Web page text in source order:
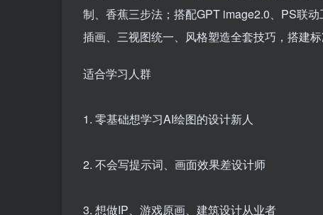
制、香蕉三步法；搭配GPT image2.0、PS联
插画、三视图统一、风格塑造全套技巧，搭建
适合学习人群
1. 零基础想学习AI绘图的设计新人
2. 不会写提示词、画面效果差设计师
3. 想做IP、游戏原画、建筑设计从业者